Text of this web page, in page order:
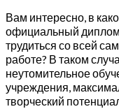
Вам интересно, в
официальный
трудиться со всей
работе? В таком
неутомительное
учреждения,
творческий